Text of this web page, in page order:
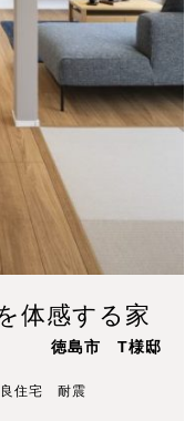
体感する家
徳島市 T様邸
良住宅 耐震